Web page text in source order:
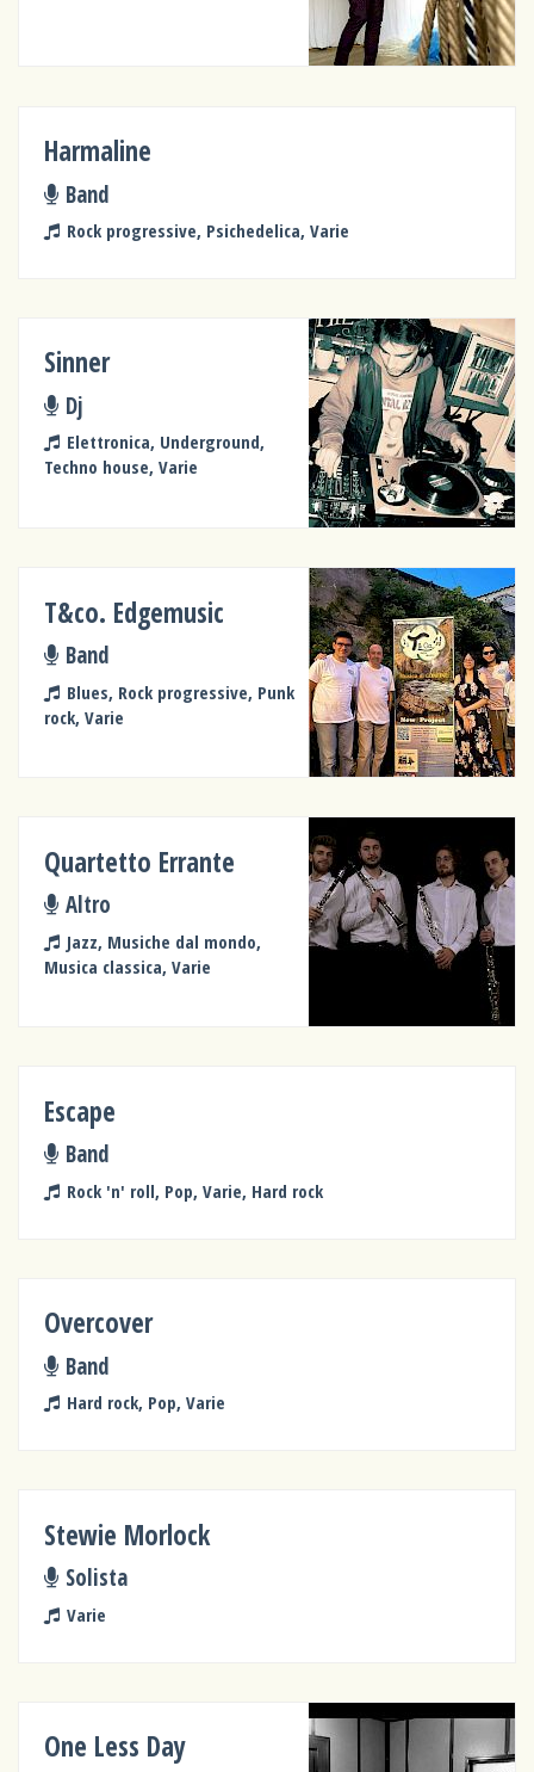
Harmaline
Band
Rock progressive, Psichedelica, Varie
Sinner
Dj
Elettronica, Underground,
Techno house, Varie
T&co. Edgemusic
Band
Blues, Rock progressive, Punk
rock, Varie
Quartetto Errante
Altro
Jazz, Musiche dal mondo,
Musica classica, Varie
Escape
Band
Rock 'n' roll, Pop, Varie, Hard rock
Overcover
Band
Hard rock, Pop, Varie
Stewie Morlock
Solista
Varie
One Less Day